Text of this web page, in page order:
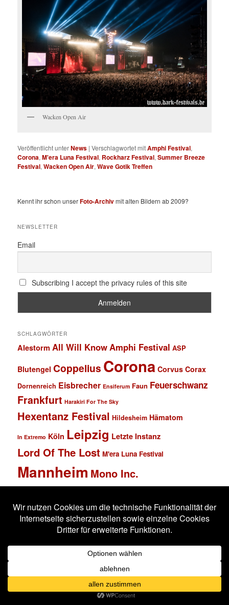
Wacken Open Air
Veröffentlicht unterNews |Verschlagwortet mitAmphi Festival,
Corona,M'era Luna Festival, Rockharz Festival,Summer Breeze
Festival,Wacken Open Air,Wave Gotik Treffen
Kennt ihr schon unserFoto-Archivmit alten Bildern ab 2009?
NEWSLETTER
Email
Subscribing I accept the privacy rules of this site
SCHLAGWÖRTER
Alestorm All Will Know Amphi Festival ASP
Blutengel Coppelius Corona Corvus Corax
Dornenreich Eisbrecher Ensiferum Faun Feuerschwanz
Frankfurt Harakiri For The Sky
Hexentanz Festival Hildesheim Hämatom
In Extremo Köln Leipzig Letzte Instanz
Lord Of The Lost M'era Luna Festival
Mannheim Mono Inc.
Saltatio Mortis Schandmaul Solar Fake
Statistik Subway to Sally
Wacken
Wacken Open Air
Wave Gotik Treffen Welle:Erdball